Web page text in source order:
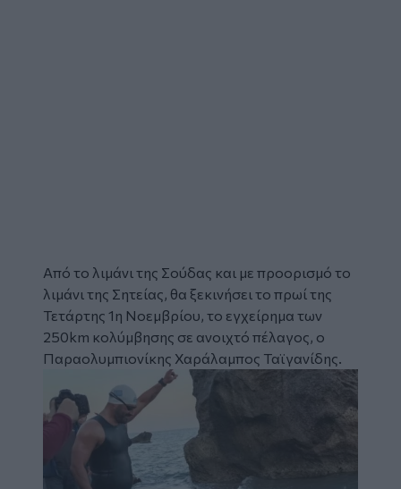
Από το λιμάνι της Σούδας και με προορισμό το
λιμάνι της Σητείας, θα ξεκινήσει το πρωί της
Τετάρτης 1η Νοεμβρίου, το εγχείρημα των
250km κολύμβησης σε ανοιχτό πέλαγος, ο
Παραολυμπιονίκης Χαράλαμπος Ταϊγανίδης.